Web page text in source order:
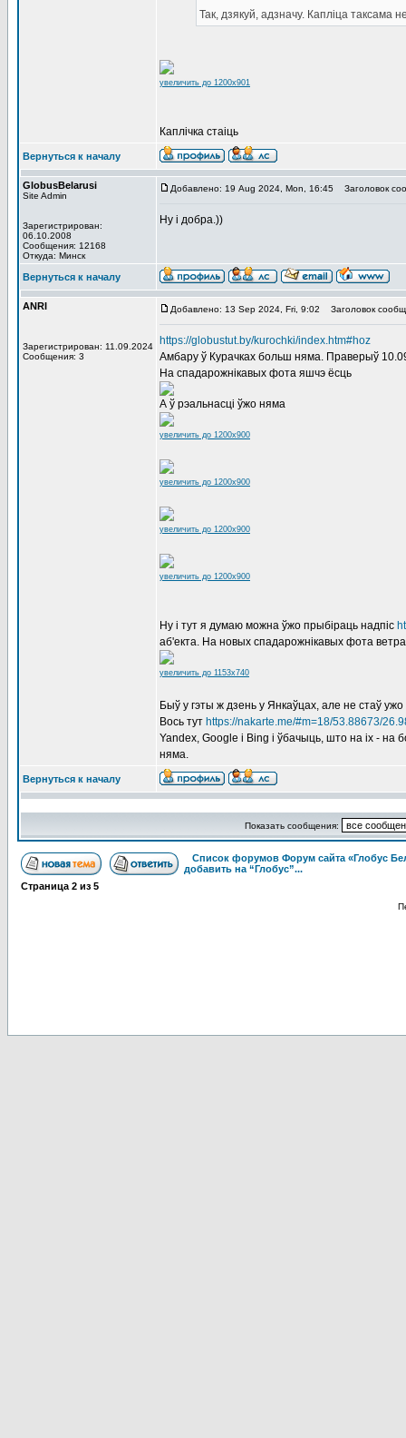
Так, дзякуй, адзначу. Каплiца таксама
увеличить до 1200x901
Каплічка стаіць
Вернуться к началу
GlobusBelarusi
Site Admin
Зарегистрирован:
06.10.2008
Сообщения: 12168
Откуда: Минск
Добавлено: 19 Aug 2024, Mon, 16:45 Заголовок
Ну i добра.))
Вернуться к началу
ANRI
Зарегистрирован: 11.09.2024
Сообщения: 3
Добавлено: 13 Sep 2024, Fri, 9:02 Заголовок
https://globustut.by/kurochki/index.htm#hoz
Амбару ў Курачках больш няма. Праверыў
На спадарожнікавых фота яшчэ ёсць
А ў рэальнасці ўжо няма
увеличить до 1200x900
увеличить до 1200x900
увеличить до 1200x900
увеличить до 1200x900
Ну і тут я думаю можна ўжо прыбіраць надпіс
аб'екта. На новых спадарожнікавых фота
увеличить до 1153x740
Быў у гэты ж дзень у Янкаўцах, але не стаў
Вось тут https://nakarte.me/#m=18/53.88673/
Yandex, Google і Bing і ўбачыць, што на іх -
няма.
Вернуться к началу
Показать сообщения:
Список форумов Форум сайта «Глобус
добавить на “Глобус”...
Страница 2 из 5